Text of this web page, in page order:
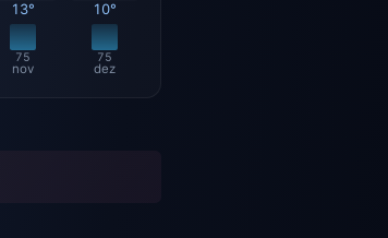
13°
75
nov
10°
75
dez